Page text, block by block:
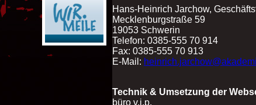
Hans-Heinrich Jarchow,
Mecklenburgstraße 59
19053 Schwerin
Telefon: 0385-555 70 914
Fax: 0385-555 70 913
E-Mail:
Technik & Umsetzung der
büro v.i.p.